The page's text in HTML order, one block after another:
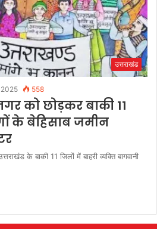
उत्तराखंड
558
को छोड़कर बाकी 11
के बेहिसाब जमीन
के बाकी 11 जिलों में बाहरी व्यक्ति बागवानी